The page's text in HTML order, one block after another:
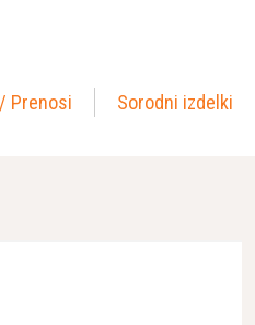
Prenosi Sorodni izdelki